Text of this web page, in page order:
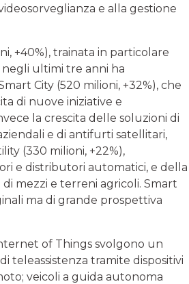
e alla gestione
+40%), trainata in particolare
negli ultimi tre anni ha
City (520 milioni, +32%), che
di nuove iniziative e
la crescita delle soluzioni di
e di antifurti satellitari,
(330 milioni, +22%),
e distributori automatici, e della
mezzi e terreni agricoli. Smart
ma di grande prospettiva
of Things svolgono un
teleassistenza tramite dispositivi
veicoli a guida autonoma